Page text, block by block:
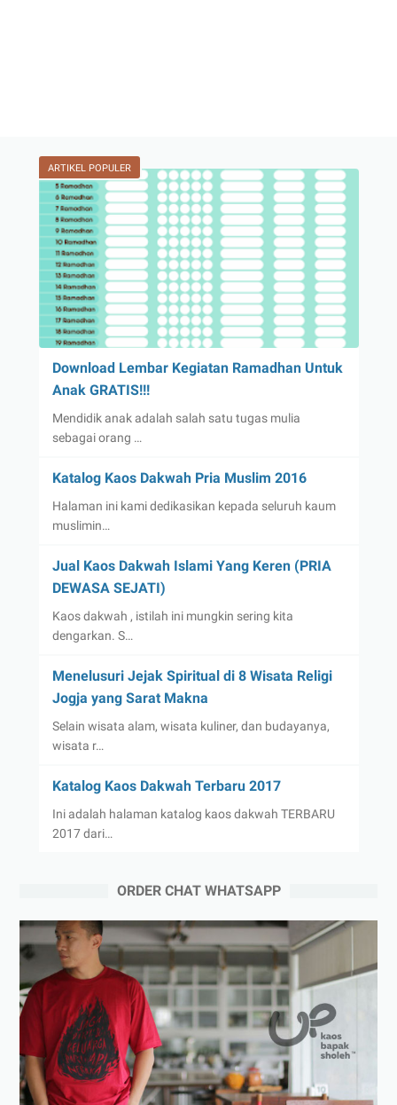
ARTIKEL POPULER
Download Lembar Kegiatan Ramadhan Untuk
Anak GRATIS!!!
Mendidik anak adalah salah satu tugas mulia
sebagai orang …
Katalog Kaos Dakwah Pria Muslim 2016
Halaman ini kami dedikasikan kepada seluruh kaum
muslimin…
Jual Kaos Dakwah Islami Yang Keren (PRIA
DEWASA SEJATI)
Kaos dakwah , istilah ini mungkin sering kita
dengarkan. S…
Menelusuri Jejak Spiritual di 8 Wisata Religi
Jogja yang Sarat Makna
Selain wisata alam, wisata kuliner, dan budayanya,
wisata r…
Katalog Kaos Dakwah Terbaru 2017
Ini adalah halaman katalog kaos dakwah TERBARU
2017 dari…
ORDER CHAT WHATSAPP